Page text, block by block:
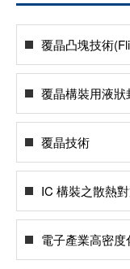
覆晶凸塊技術
覆晶構裝用液
覆晶技術
IC 構裝之散熱
電子產業高密